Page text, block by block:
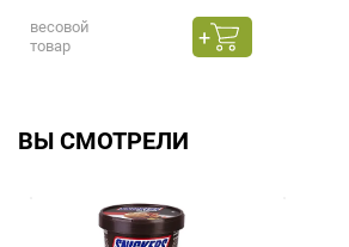
весовой
товар
ВЫ СМОТРЕЛИ